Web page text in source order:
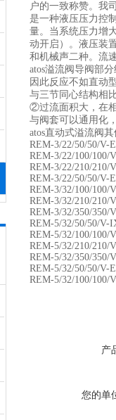
户的一致称赞。我
是一种液压压力控
量。当系统压力增
动开启）。液压装
和机械声二种。流
atos溢流阀导阀部
因此反应不如直动
与三节同心结构相
②过流面积大，在
与阀套可以通用化
atos直动式溢流阀
REM-3/22/50/50/
REM-3/22/100/
REM-3/22/210/210/
REM-3/22/50/50/
REM-3/32/100/
REM-3/32/210/210/
REM-3/32/350/350/
REM-5/32/50/50/
REM-5/32/100/
REM-5/32/210/210/
REM-5/32/350/350/
REM-5/32/50/50/
REM-5/32/100/100/
产
您的单